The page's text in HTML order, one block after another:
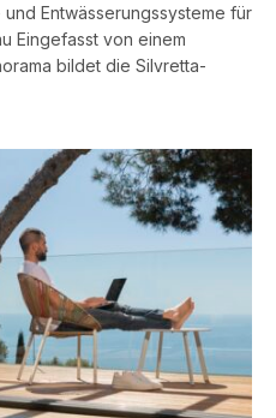
Entwässerungssysteme für
Eingefasst von einem
bildet die Silvretta-